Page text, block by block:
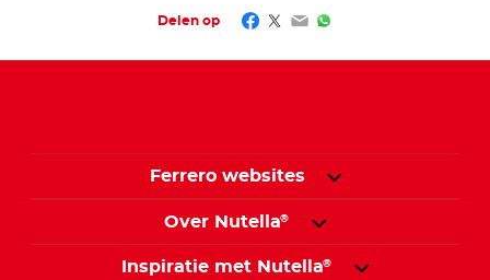
Delen op Facebook
Twitter
EmailWhatsApp
Ferrero websites
Over Nutella®
Inspiratie met Nutella®